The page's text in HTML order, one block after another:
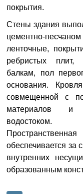
покрытия.
Стены здания
цементно-
ленточные,
ребристых плит,
балкам, пол
основания.
совмещенной с
материалов и
водостоком.
обеспечивается за
внутренних
образованным